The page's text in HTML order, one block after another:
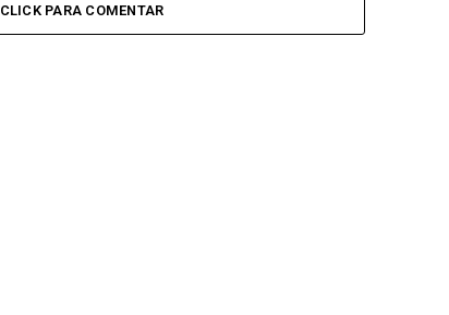
CLICK PARA COMENTAR